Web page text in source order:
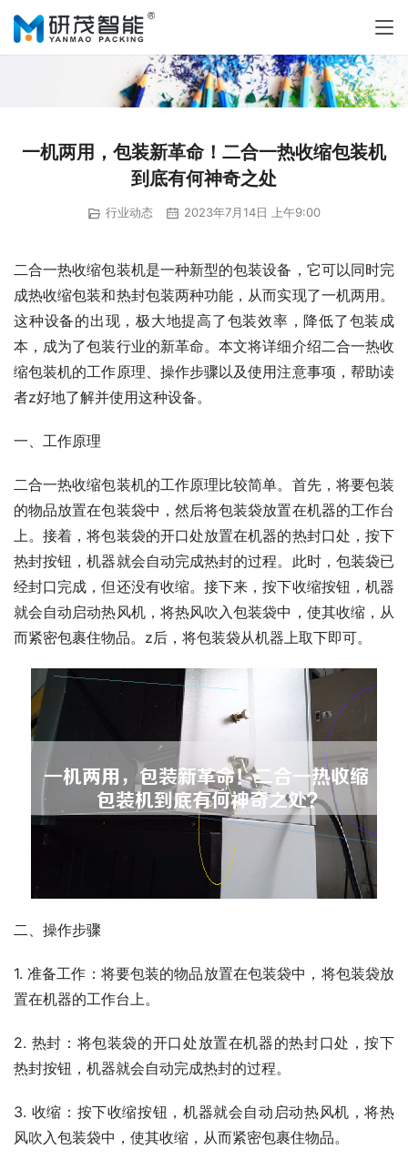
一机两用，包装新革命！二合一热收缩包装机
到底有何神奇之处
行业动态 2023年7月14日 上午9:00
二合一热收缩包装机是一种新型的包装设备，它可以同时完
成热收缩包装和热封包装两种功能，从而实现了一机两用。
这种设备的出现，极大地提高了包装效率，降低了包装成
本，成为了包装行业的新革命。本文将详细介绍二合一热收
缩包装机的工作原理、操作步骤以及使用注意事项，帮助读
者z好地了解并使用这种设备。
一、工作原理
二合一热收缩包装机的工作原理比较简单。首先，将要包装
的物品放置在包装袋中，然后将包装袋放置在机器的工作台
上。接着，将包装袋的开口处放置在机器的热封口处，按下
热封按钮，机器就会自动完成热封的过程。此时，包装袋已
经封口完成，但还没有收缩。接下来，按下收缩按钮，机器
就会自动启动热风机，将热风吹入包装袋中，使其收缩，从
而紧密包裹住物品。z后，将包装袋从机器上取下即可。
二、操作步骤
1. 准备工作：将要包装的物品放置在包装袋中，将包装袋放
置在机器的工作台上。
2. 热封：将包装袋的开口处放置在机器的热封口处，按下
热封按钮，机器就会自动完成热封的过程。
3. 收缩：按下收缩按钮，机器就会自动启动热风机，将热
风吹入包装袋中，使其收缩，从而紧密包裹住物品。